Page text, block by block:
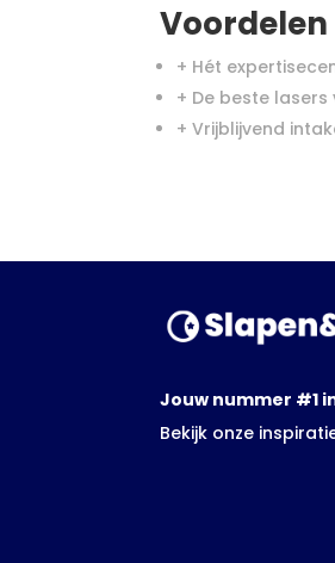
+ Hét
+ De beste
+ Vrijblijvend
Jouw nummer #1
Bekijk onze